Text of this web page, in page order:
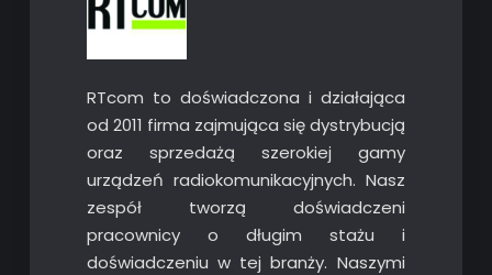
RTcom to doświadczona i działająca
od 2011 firma zajmująca się dystrybucją
oraz sprzedażą szerokiej gamy
urządzeń radiokomunikacyjnych. Nasz
zespół tworzą doświadczeni
pracownicy o długim stażu i
doświadczeniu w tej branży. Naszymi